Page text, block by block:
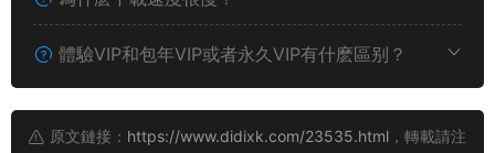
體驗VIP和包年VIP或者永久VIP有什麽區别？
原文鏈接： https://www.didixk.com/23535.html ，轉載請注